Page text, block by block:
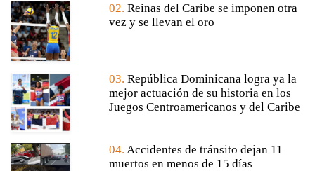
02. Reinas del Caribe se imponen otra
vez y se llevan el oro
03. República Dominicana logra ya la
mejor actuación de su historia en los
Juegos Centroamericanos y del Caribe
04. Accidentes de tránsito dejan 11
muertos en menos de 15 días